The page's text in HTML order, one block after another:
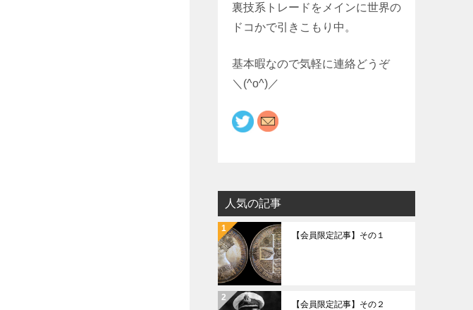
裏技系トレードをメインに世界の
ドコかで引きこもり中。
基本暇なので気軽に連絡どうぞ
＼(^o^)／
人気の記事
【会員限定記事】その１
【会員限定記事】その２